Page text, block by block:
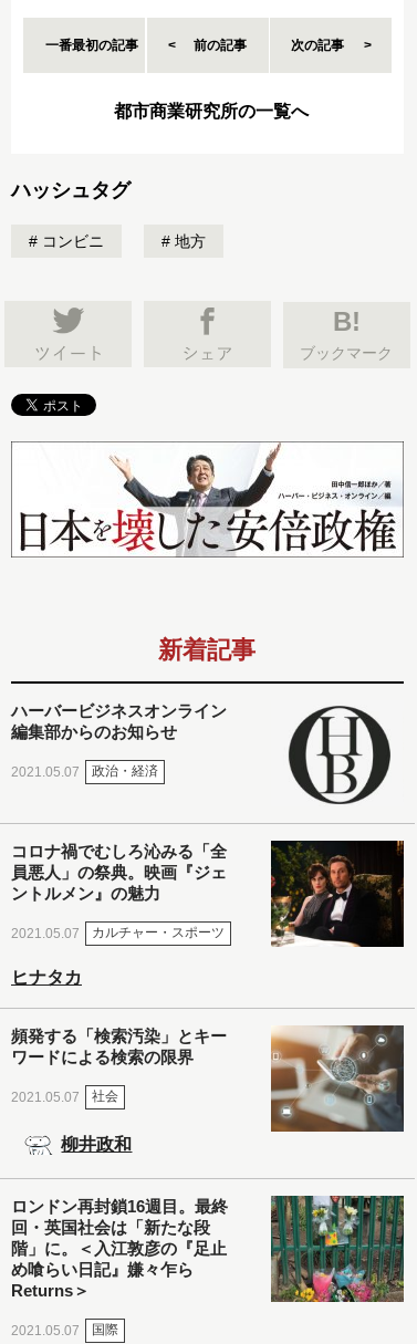
一番最初の記事 前の記事 次の記事
都市商業研究所の一覧へ
ハッシュタグ
コンビニ 地方
B!
ブックマーク
新着記事
ハーバービジネスオンライン
編集部からのお知らせ
2021.05.07 政治・経済
コロナ禍でむしろ沁みる「全
員悪人」の祭典。映画『ジェ
ントルメン』の魅力
2021.05.07 カルチャー・スポーツ
ヒナタカ
頻発する「検索汚染」とキー
ワードによる検索の限界
2021.05.07 社会
柳井政和
ロンドン再封鎖16週目。最終
回・英国社会は「新たな段
階」に。＜入江敦彦の『足止
め喰らい日記』嫌々乍ら
Returns＞
2021.05.07 国際